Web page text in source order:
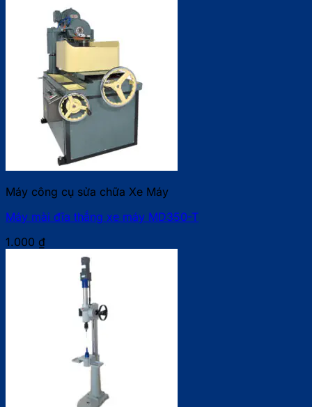
Máy công cụ sửa chữa Xe Máy
Máy mài đĩa thắng xe máy MD350-T
1.000 ₫